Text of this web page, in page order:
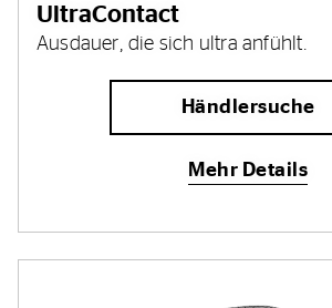
UltraContact
Ausdauer, die sich ultra anfühlt.
Händlersuche
Mehr Details